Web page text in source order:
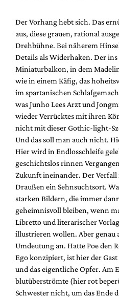
Mediadaten
Suche
Der Vorhang hebt sich. Das
aus, diese grauen, rational
Drehbühne. Bei näherem
Details als Widerhaken. Der
Miniaturbalkon, in dem
wie in einem Käfig, das
im spartanischen
was Junho Lees Arzt und
wieder Verrücktes mit ihren
nicht mit dieser Gothic-light-
Und das soll man auch nicht.
Hier wird in Endlosschleife
geschichtslos rinnen
Zukunft ineinander. Der Verfall
Draußen ein Sehnsuchtsort.
starken Bildern, die immer
geheimnisvoll bleiben, wenn
Libretto und literarischer
illustrieren wollen. Aber genau
Umdeutung an. Hatte Poe den
Ego konzipiert, ist hier der
und das eigentliche Opfer. Am
blutüberströmte (hier rot
Schwester nicht, um das Ende